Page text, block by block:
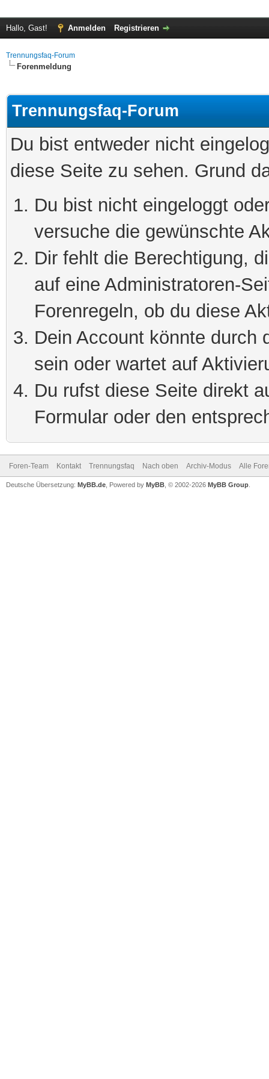
Hallo, Gast! Anmelden Registrieren
Trennungsfaq-Forum
Forenmeldung
Trennungsfaq-Forum
Du bist entweder nicht
diese Seite zu sehen. Grund
Du bist nicht eingeloggt
versuche die gewünschte
Dir fehlt die Berechtigung,
auf eine Administratoren-
Forenregeln, ob du diese
Dein Account könnte durch
sein oder wartet auf
Du rufst diese Seite direkt
Formular oder den
Foren-Team Kontakt Trennungsfaq Nach oben Archiv-Modus Alle
Deutsche Übersetzung: MyBB.de , Powered by MyBB , © 2002-2026 MyBB Group